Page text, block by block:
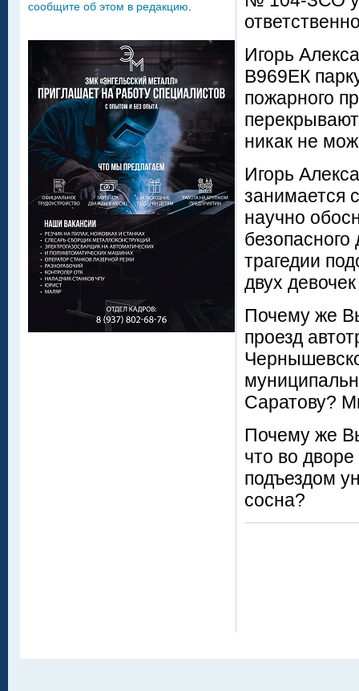
Игорь
В969ЕК
пожарного
никак не
Игорь
занимается
научно
трагедии
двух
Почему же
проезд
Саратову?
Почему же
что во
подъездом
сосна?
сообщите об этом в редакцию